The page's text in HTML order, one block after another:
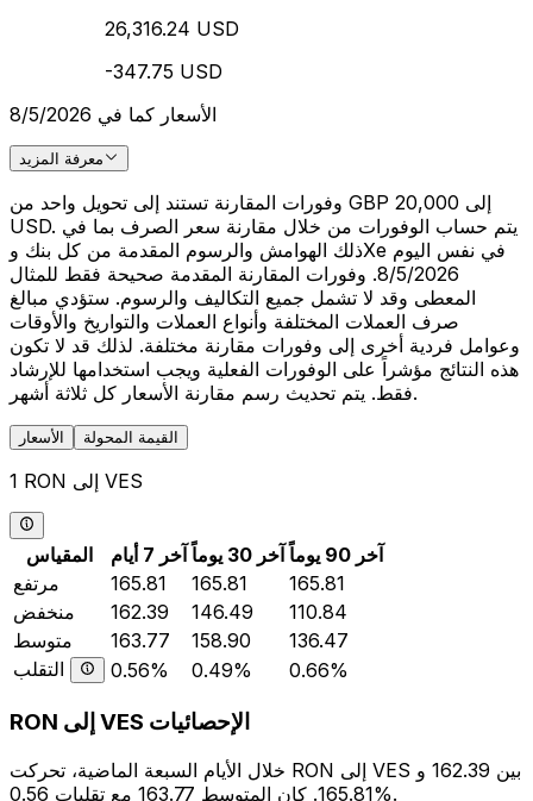
26,316.24 USD
-347.75 USD
الأسعار كما في 8/5/2026
معرفة المزيد
وفورات المقارنة تستند إلى تحويل واحد من GBP 20,000 إلى
USD. يتم حساب الوفورات من خلال مقارنة سعر الصرف بما في
ذلك الهوامش والرسوم المقدمة من كل بنك وXe في نفس اليوم
8/5/2026. وفورات المقارنة المقدمة صحيحة فقط للمثال
المعطى وقد لا تشمل جميع التكاليف والرسوم. ستؤدي مبالغ
صرف العملات المختلفة وأنواع العملات والتواريخ والأوقات
وعوامل فردية أخرى إلى وفورات مقارنة مختلفة. لذلك قد لا تكون
هذه النتائج مؤشراً على الوفورات الفعلية ويجب استخدامها للإرشاد
فقط. يتم تحديث رسم مقارنة الأسعار كل ثلاثة أشهر.
الأسعار القيمة المحولة
1 RON إلى VES
المقياس آخر 7 أيام آخر 30 يوماً
آخر 90 يوماً
مرتفع
165.81 165.81
165.81
منخفض
162.39 146.49
110.84
متوسط
163.77 158.90
136.47
التقلب
0.56% 0.49% 0.66%
RON إلى VES الإحصائيات
خلال الأيام السبعة الماضية، تحركت RON إلى VES بين 162.39 و
165.81. كان المتوسط 163.77 مع تقلبات 0.56%.